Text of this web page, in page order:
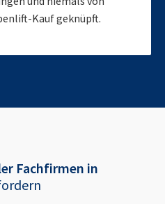
Kauf geknüpft.
Fachfirmen in